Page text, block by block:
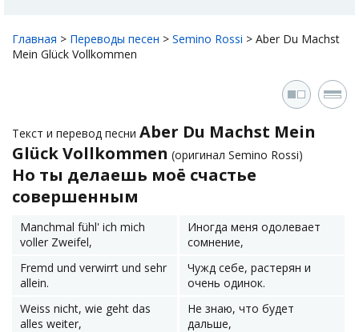
Главная > Переводы песен > Semino Rossi > Aber Du Machst
Mein Glück Vollkommen
Текст и перевод песни Aber Du Machst Mein
Glück Vollkommen (оригинал Semino Rossi)
Но ты делаешь моё счастье
совершенным
Manchmal fühl' ich mich
voller Zweifel,
Иногда меня одолевает
сомнение,
Fremd und verwirrt und sehr
allein.
Чужд себе, растерян и
очень одинок.
Weiss nicht, wie geht das
alles weiter,
Не знаю, что будет
дальше,